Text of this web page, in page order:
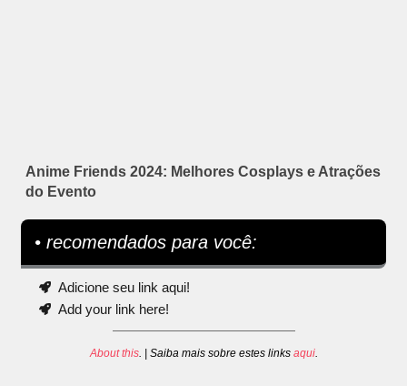
Anime Friends 2024: Melhores Cosplays e Atrações
do Evento
• recomendados para você:
Adicione seu link aqui!
Add your link here!
About this. | Saiba mais sobre estes links aqui.